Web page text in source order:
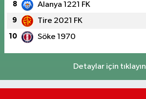
8 Alanya 1221 FK
9 Tire 2021 FK
10 Söke 1970
Detaylar için tıklayın